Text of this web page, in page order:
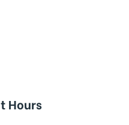
Hours